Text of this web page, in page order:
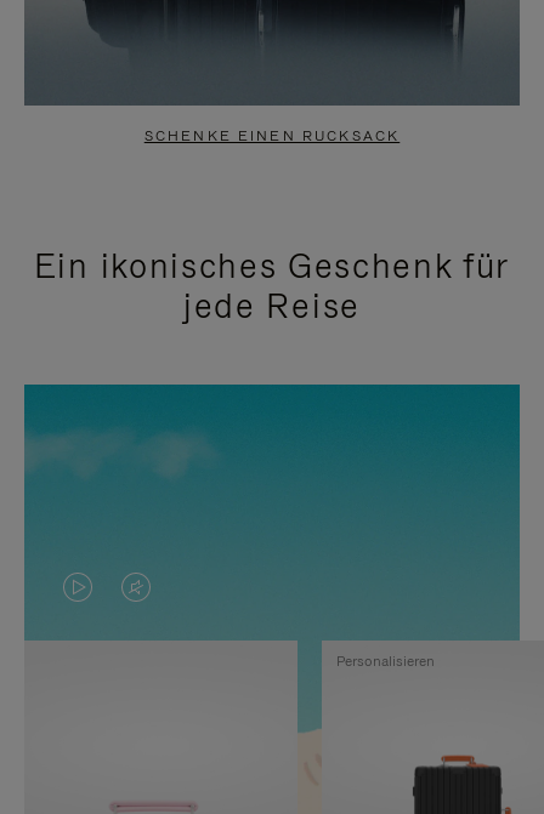
SCHENKE EINEN RUCKSACK
Ein ikonisches Geschenk für
jede Reise
DAS
VIDEO
VIDEO
IST
Personalisieren